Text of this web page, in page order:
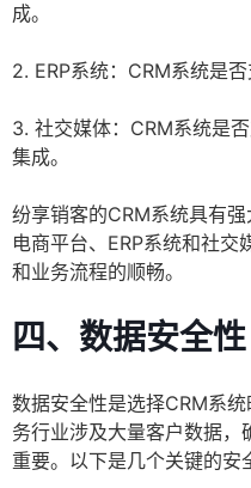
成。
2. ERP系统：CRM系统是
3. 社交媒体：CRM系统是
集成。
纷享销客的CRM系统具有
电商平台、ERP系统和社
和业务流程的顺畅。
四、数据安全性
数据安全性是选择CRM系
务行业涉及大量客户数据，
重要。以下是几个关键的安